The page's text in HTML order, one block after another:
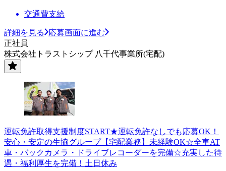
交通費支給
詳細を見る
応募画面に進む
正社員
株式会社トラストシップ 八千代事業所(宅配)
運転免許取得支援制度START★運転免許なしでも応募OK！
安心・安定の生協グループ【宅配業務】未経験OK☆全車AT
車・バックカメラ・ドライブレコーダーを完備☆充実した待
遇・福利厚生を完備！土日休み